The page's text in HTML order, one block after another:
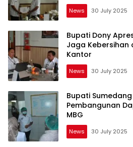
News 30 July 2025
Bupati Dony
Jaga Kebersihan
Kantor
News 30 July 2025
Bupati
Pembangunan
MBG
News 30 July 2025